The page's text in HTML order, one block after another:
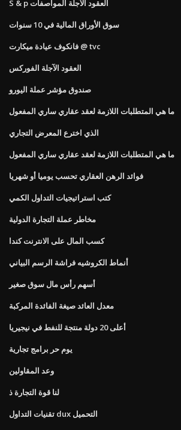
S & p العقود الآجلة المواصفات
سوق الأوراق المالية في 10 سنوات
فانكوف عيادة ميكارت @ tvc
العقود الآجلة الفوركس
صندوق مؤشر عملة اليورو
ما هي المتطلبات اللازمة لعقد عقاري ساري المفعول
الذي اخترع المعرض التجاري
ما هي المتطلبات اللازمة لعقد عقاري ساري المفعول
فوائد الرهن العقاري تحسب يوميا أو شهريا
كتب استراتيجيات التداول الكمي
مخاطر عملة التجارة الدولية
كسب المال على الانترنت كندا
أنماط الكروشيه فراشة الرسم البياني
أسهم رأس مال سوق صغير
معدل العائد صيغة الفائدة المركبة
أعلى 20 دولة منتجة للنفط في نيجيريا
يوم حر برامج تجارية
وعد المقاولين
لنا قوة التجارة ذ
تقنيات التداول dux التحميل